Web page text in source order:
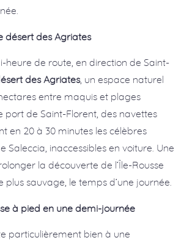
désert des Agriates
heure de route, en direction de Saint-
des Agriates, un espace naturel
entre maquis et plages
port de Saint-Florent, des navettes
en 20 à 30 minutes les célèbres
Saleccia, inaccessibles en voiture. Une
la découverte de l’Île-Rousse
sauvage, le temps d’une journée.
à pied en une demi-journée
particulièrement bien à une